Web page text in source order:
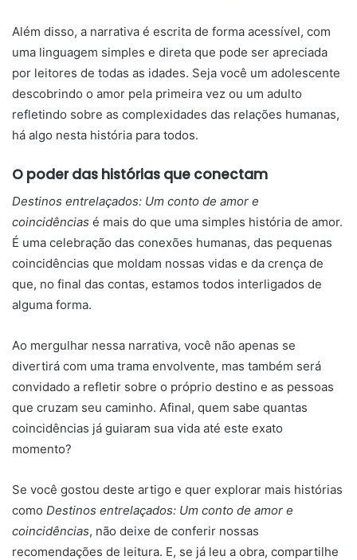
Além disso, a narrativa é escrita de forma acessível, com
uma linguagem simples e direta que pode ser apreciada
por leitores de todas as idades. Seja você um adolescente
descobrindo o amor pela primeira vez ou um adulto
refletindo sobre as complexidades das relações humanas,
há algo nesta história para todos.
O poder das histórias que conectam
Destinos entrelaçados: Um conto de amor e
coincidências é mais do que uma simples história de amor.
É uma celebração das conexões humanas, das pequenas
coincidências que moldam nossas vidas e da crença de
que, no final das contas, estamos todos interligados de
alguma forma.
Ao mergulhar nessa narrativa, você não apenas se
divertirá com uma trama envolvente, mas também será
convidado a refletir sobre o próprio destino e as pessoas
que cruzam seu caminho. Afinal, quem sabe quantas
coincidências já guiaram sua vida até este exato
momento?
Se você gostou deste artigo e quer explorar mais histórias
como Destinos entrelaçados: Um conto de amor e
coincidências, não deixe de conferir nossas
recomendações de leitura. E, se já leu a obra, compartilhe